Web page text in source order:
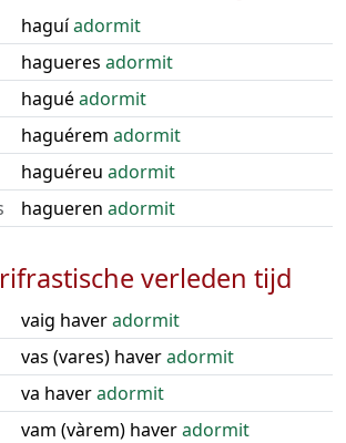
haguíadormit
hagueres adormit
haguéadormit
haguérem adormit
haguéreu adormit
hagueren adormit
verleden tijd
vaig haveradormit
vas (vares) haveradormit
va haveradormit
vam (vàrem) haveradormit